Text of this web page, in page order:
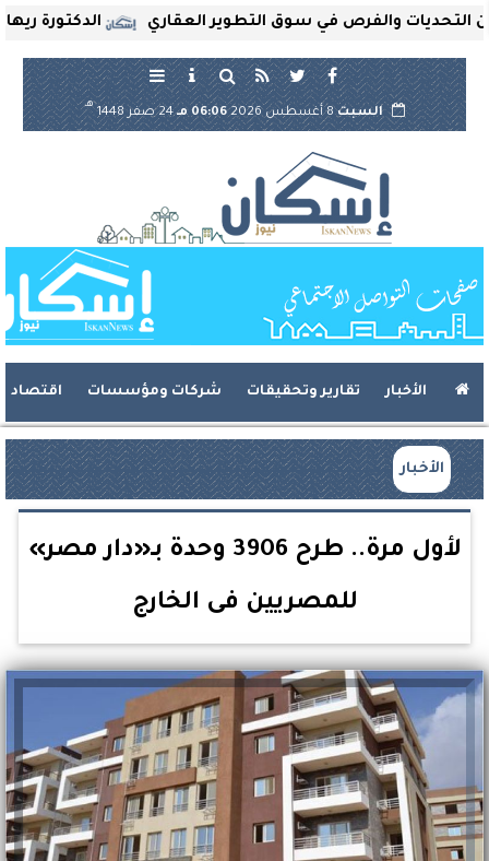
الدكتورة ريهام والفرص في سوق التطوير العقاري
السبت8 أغسطس 2026 06:06 مـ 24 صفر 1448
هـ
الأخبار تقارير وتحقيقات شركات ومؤسسات اقتصاد
الأخبار
لأول مرة.. طرح 3906 وحدة بـ«دار مصر»
للمصريين فى الخارج